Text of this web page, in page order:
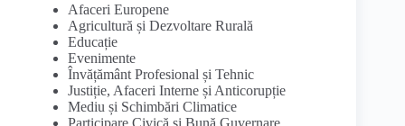
Afaceri Europene
Agricultură și Dezvoltare Rurală
Educație
Evenimente
Învățământ Profesional și Tehnic
Justiție, Afaceri Interne și Anticorupție
Mediu și Schimbări Climatice
Participare Civică și Bună Guvernare